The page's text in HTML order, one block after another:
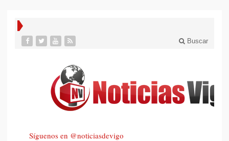
Buscar
Síguenos en @noticiasdevigo